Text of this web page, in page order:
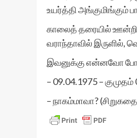
உயர்த்தி அங்குமிங்கும்
காலைத் தரையில்
வராந்தாவில் இருளில்,
இவனுக்கு என்னவோ
– 09.04.1975 –
– நாகம்மாவா?